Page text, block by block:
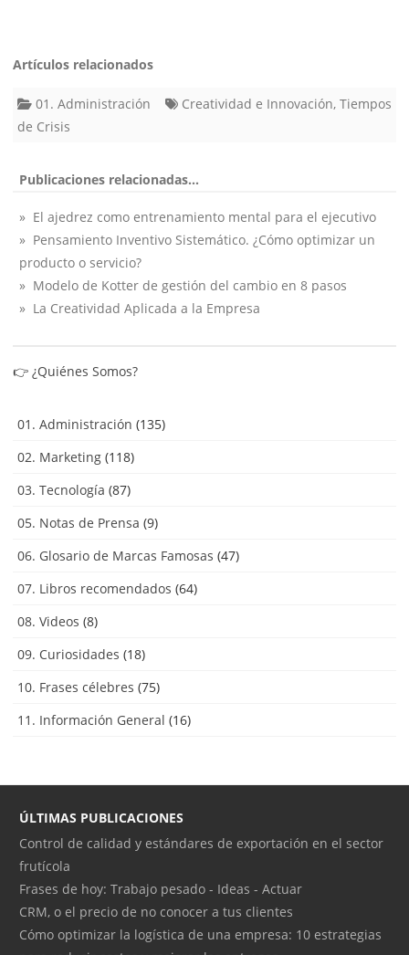
Artículos relacionados
01. Administración Creatividad e Innovación, Tiempos
de Crisis
Publicaciones relacionadas...
» El ajedrez como entrenamiento mental para el ejecutivo
» Pensamiento Inventivo Sistemático. ¿Cómo optimizar un
producto o servicio?
» Modelo de Kotter de gestión del cambio en 8 pasos
» La Creatividad Aplicada a la Empresa
👉 ¿Quiénes Somos?
01. Administración (135)
02. Marketing (118)
03. Tecnología (87)
05. Notas de Prensa (9)
06. Glosario de Marcas Famosas (47)
07. Libros recomendados (64)
08. Videos (8)
09. Curiosidades (18)
10. Frases célebres (75)
11. Información General (16)
ÚLTIMAS PUBLICACIONES
Control de calidad y estándares de exportación en el sector
frutícola
Frases de hoy: Trabajo pesado - Ideas - Actuar
CRM, o el precio de no conocer a tus clientes
Cómo optimizar la logística de una empresa: 10 estrategias